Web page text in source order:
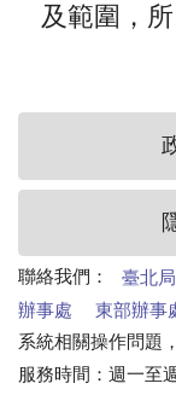
及範圍，
聯絡我們： 臺北
辦事處
東部辦事
系統相關操作問題
服務時間：週一至